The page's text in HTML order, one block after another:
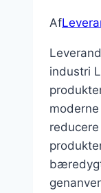
Af
industri